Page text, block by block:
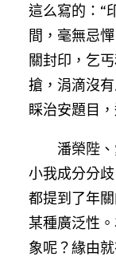
這么寫的：“
間，毫無忌
關封印，乞
搶，涓滴沒
睬治安題目
潘榮陛
小我成分分
都提到了年
某種廣泛性
象呢？緣由